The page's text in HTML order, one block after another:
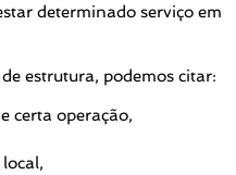
determinado serviço em
estrutura, podemos citar:
certa operação,